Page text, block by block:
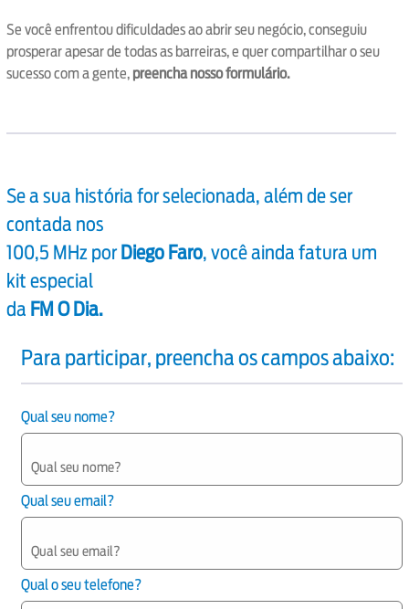
Se você enfrentou dificuldades ao abrir seu negócio, conseguiu
prosperar apesar de todas as barreiras, e quer compartilhar o seu
sucesso com a gente, preencha nosso formulário.
Se a sua história for selecionada, além de ser
contada nos
100,5 MHz porDiego Faro, você ainda fatura um
kit especial
da FM O Dia.
Para participar, preencha os campos abaixo:
Qual seu nome?
Qual seu email?
Qual o seu telefone?